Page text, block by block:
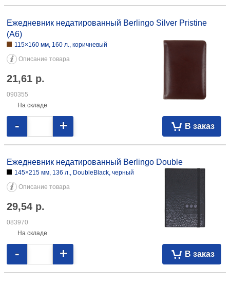
Ежедневник недатированный Berlingo Silver Pristine
(А6)
115×160 мм, 160 л., коричневый
Описание товара
21,61 р.
090355
На складе
В заказ
- +
Ежедневник недатированный Berlingo Double
145×215 мм, 136 л., DoubleBlack, черный
Описание товара
29,54 р.
083970
На складе
В заказ
- +